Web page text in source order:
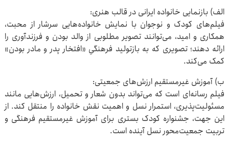
الف) بازنمایی خانواده ایرانی در قالب هنری:
فیلم‌های کودک و نوجوان با نمایش خانواده‌هایی سرشار از محبت،
همکاری و امید، می‌توانند تصویر مطلوبی از والد بودن و فرزندآوری را
ارائه دهند؛ تصویری که به بازتولید فرهنگیِ «افتخار پدر و مادر بودن»
کمک می‌کند.
ب) آموزش غیرمستقیم ارزش‌های جمعیتی:
فیلم رسانه‌ای است که می‌تواند بدون شعار و تحمیل، ارزش‌هایی مانند
مسئولیت‌پذیری، استمرار نسل و اهمیت نقش خانواده را منتقل کند. از
این جهت، جشنواره کودک بستری برای آموزش غیرمستقیم فرهنگی و
تربیت جمعیت‌محور نسل آینده است.